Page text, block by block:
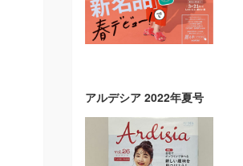
アルデシア 2022年夏号